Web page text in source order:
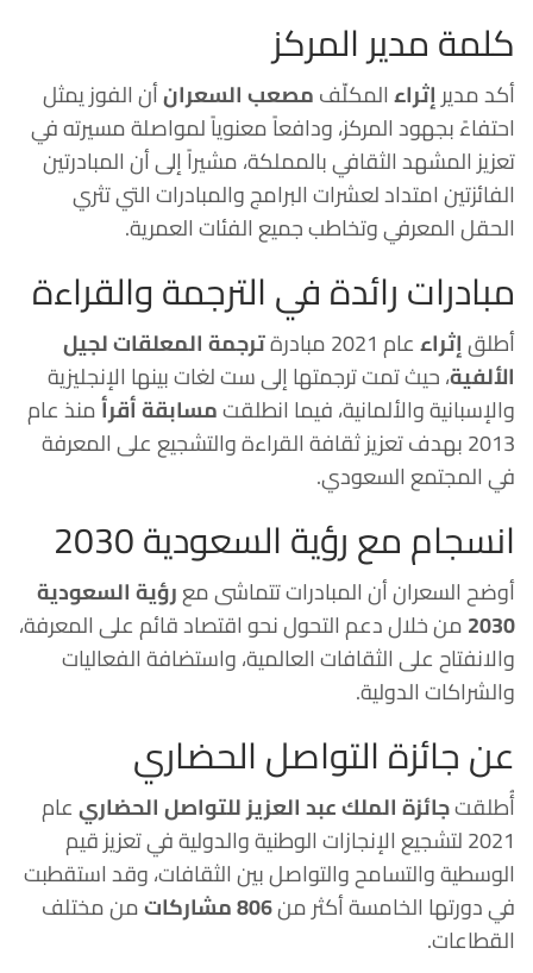
كلمة مدير المركز
أكد مديرإثراءالمكلّفمصعب السعرانأن الفوز يمثل
احتفاءً بجهود المركز، ودافعاً معنوياً لمواصلة مسيرته في
تعزيز المشهد الثقافي بالمملكة، مشيراً إلى أن المبادرتين
الفائزتين امتداد لعشرات البرامج والمبادرات التي تثري
الحقل المعرفي وتخاطب جميع الفئات العمرية.
مبادرات رائدة في الترجمة والقراءة
أطلقإثراءعام 2021 مبادرة
ترجمة المعلقات لجيل
الألفية، حيث تمت ترجمتها إلى ست لغات بينها الإنجليزية
والإسبانية والألمانية، فيما انطلقتمسابقة أقرأمنذ عام
2013 بهدف تعزيز ثقافة القراءة والتشجيع على المعرفة
في المجتمع السعودي.
انسجام مع رؤية السعودية 2030
أوضح السعران أن المبادرات تتماشى معرؤية السعودية
2030من خلال دعم التحول نحو اقتصاد قائم على المعرفة،
والانفتاح على الثقافات العالمية، واستضافة الفعاليات
والشراكات الدولية.
عن جائزة التواصل الحضاري
أُطلقتجائزة الملك عبد العزيز للتواصل الحضاريعام
2021 لتشجيع الإنجازات الوطنية والدولية في تعزيز قيم
الوسطية والتسامح والتواصل بين الثقافات، وقد استقطبت
في دورتها الخامسة أكثر من806 مشاركات
من مختلف
القطاعات.